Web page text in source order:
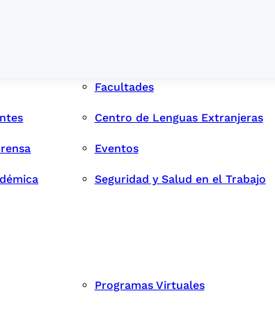
Facultades
Centro de Lenguas Extranjeras
Eventos
Seguridad y Salud en el Trabajo
Programas Virtuales